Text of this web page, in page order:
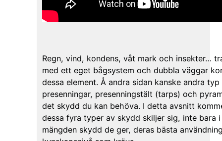
Regn, vind, kondens, våt mark och insekter…
med ett eget bågsystem och dubbla väggar
dessa element. Å andra sidan kanske andra
presenningar, presenningstält (tarps) och
det skydd du kan behöva. I detta avsnitt
dessa fyra typer av skydd skiljer sig, inte bara
mängden skydd de ger, deras bästa